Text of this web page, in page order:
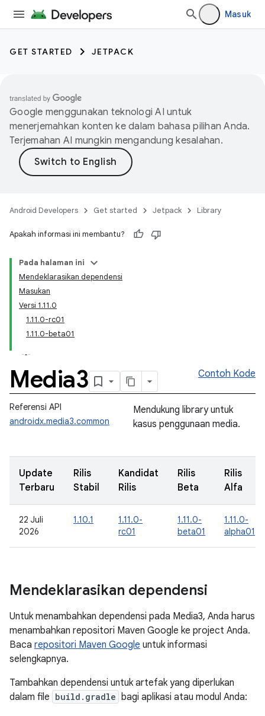
Masuk
GET STARTED JETPACK
Google menggunakan teknologi AI untuk
menerjemahkan konten ke dalam bahasa pilihan Anda.
Terjemahan AI mungkin mengandung kesalahan.
Android Developers Get started Jetpack Library
Apakah informasi ini membantu?
Pada halaman ini
Mendeklarasikan dependensi
Masukan
Versi 1.11.0
1.11.0-rc01
1.11.0-beta01
Media3 Contoh Kode
Referensi API
androidx.media3.common
Mendukung library untuk
kasus penggunaan media.
Update
Terbaru
Rilis
Stabil
Kandidat
Rilis
Rilis
Beta
Rilis
Alfa
22 Juli
2026
1.10.1
1.11.0-
rc01
1.11.0-
beta01
1.11.0-
alpha01
Mendeklarasikan dependensi
Untuk menambahkan dependensi pada Media3, Anda harus
menambahkan repositori Maven Google ke project Anda.
Baca repositori Maven Google untuk informasi
selengkapnya.
Tambahkan dependensi untuk artefak yang diperlukan
dalam file build.gradle bagi aplikasi atau modul Anda: